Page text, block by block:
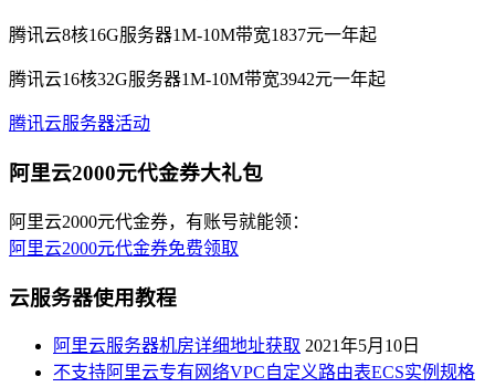
腾讯云8核16G服务器1M-10M带宽1837元一年起
腾讯云16核32G服务器1M-10M带宽3942元一年起
腾讯云服务器活动
阿里云2000元代金券大礼包
阿里云2000元代金券，有账号就能领：
阿里云2000元代金券免费领取
云服务器使用教程
阿里云服务器机房详细地址获取 2021年5月10日
不支持阿里云专有网络VPC自定义路由表ECS实例规格